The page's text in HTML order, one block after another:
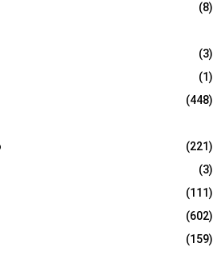
(8)
(3)
(1)
(448)
(221)
(3)
(111)
(602)
(159)